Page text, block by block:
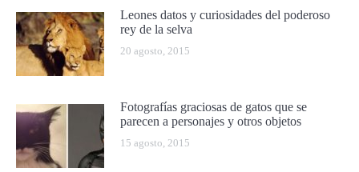
Leones datos y curiosidades del poderoso
rey de la selva
20 agosto, 2015
Fotografías graciosas de gatos que se
parecen a personajes y otros objetos
15 agosto, 2015